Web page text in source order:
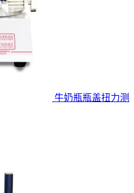
牛奶瓶瓶盖扭力测